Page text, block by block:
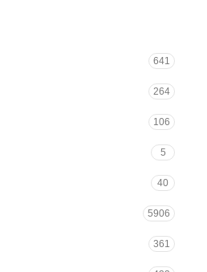
641
264
106
5
40
5906
361